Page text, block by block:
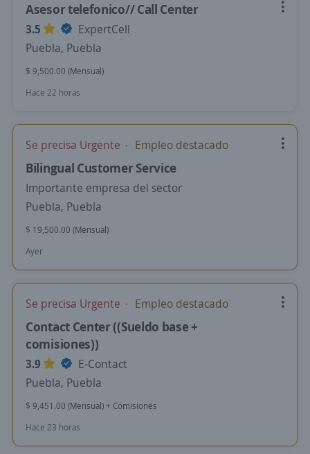
Asesor telefonico// Call Center
3.5
ExpertCell
Puebla, Puebla
$ 9,500.00 (Mensual)
Hace 22 horas
Se precisa Urgente Empleo destacado
Bilingual Customer Service
Importante empresa del sector
Puebla, Puebla
$ 19,500.00 (Mensual)
Ayer
Se precisa Urgente Empleo destacado
Contact Center ((Sueldo base +
comisiones))
3.9
E-Contact
Puebla, Puebla
$ 9,451.00 (Mensual) + Comisiones
Hace 23 horas